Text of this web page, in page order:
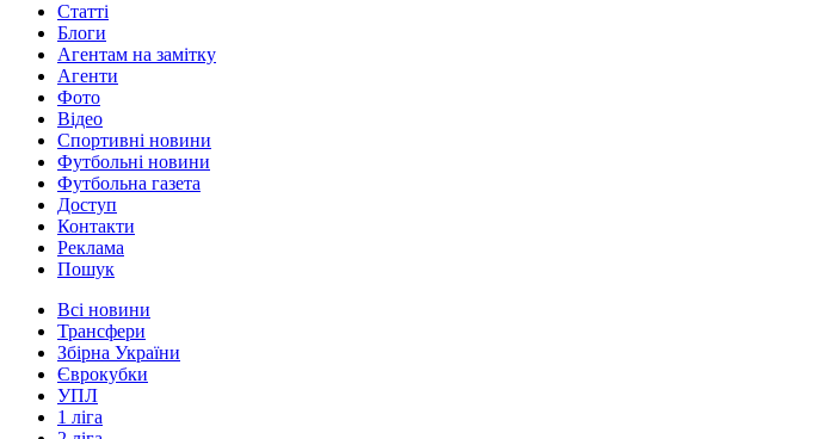
Статті
Блоги
Агентам на замітку
Агенти
Фото
Відео
Спортивні новини
Футбольні новини
Футбольна газета
Доступ
Контакти
Реклама
Пошук
Всі новини
Трансфери
Збірна України
Єврокубки
УПЛ
1 ліга